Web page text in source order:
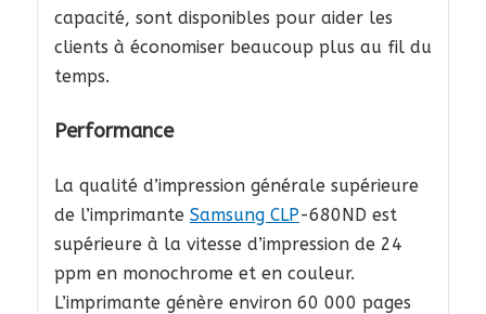
capacité, sont disponibles pour aider les
clients à économiser beaucoup plus au fil du
temps.
Performance
La qualité d’impression générale supérieure
de l’imprimante Samsung CLP-680ND est
supérieure à la vitesse d’impression de 24
ppm en monochrome et en couleur.
L’imprimante génère environ 60 000 pages